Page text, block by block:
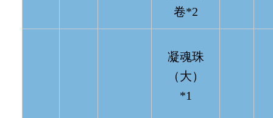
卷*2
凝魂珠
（大）
*1